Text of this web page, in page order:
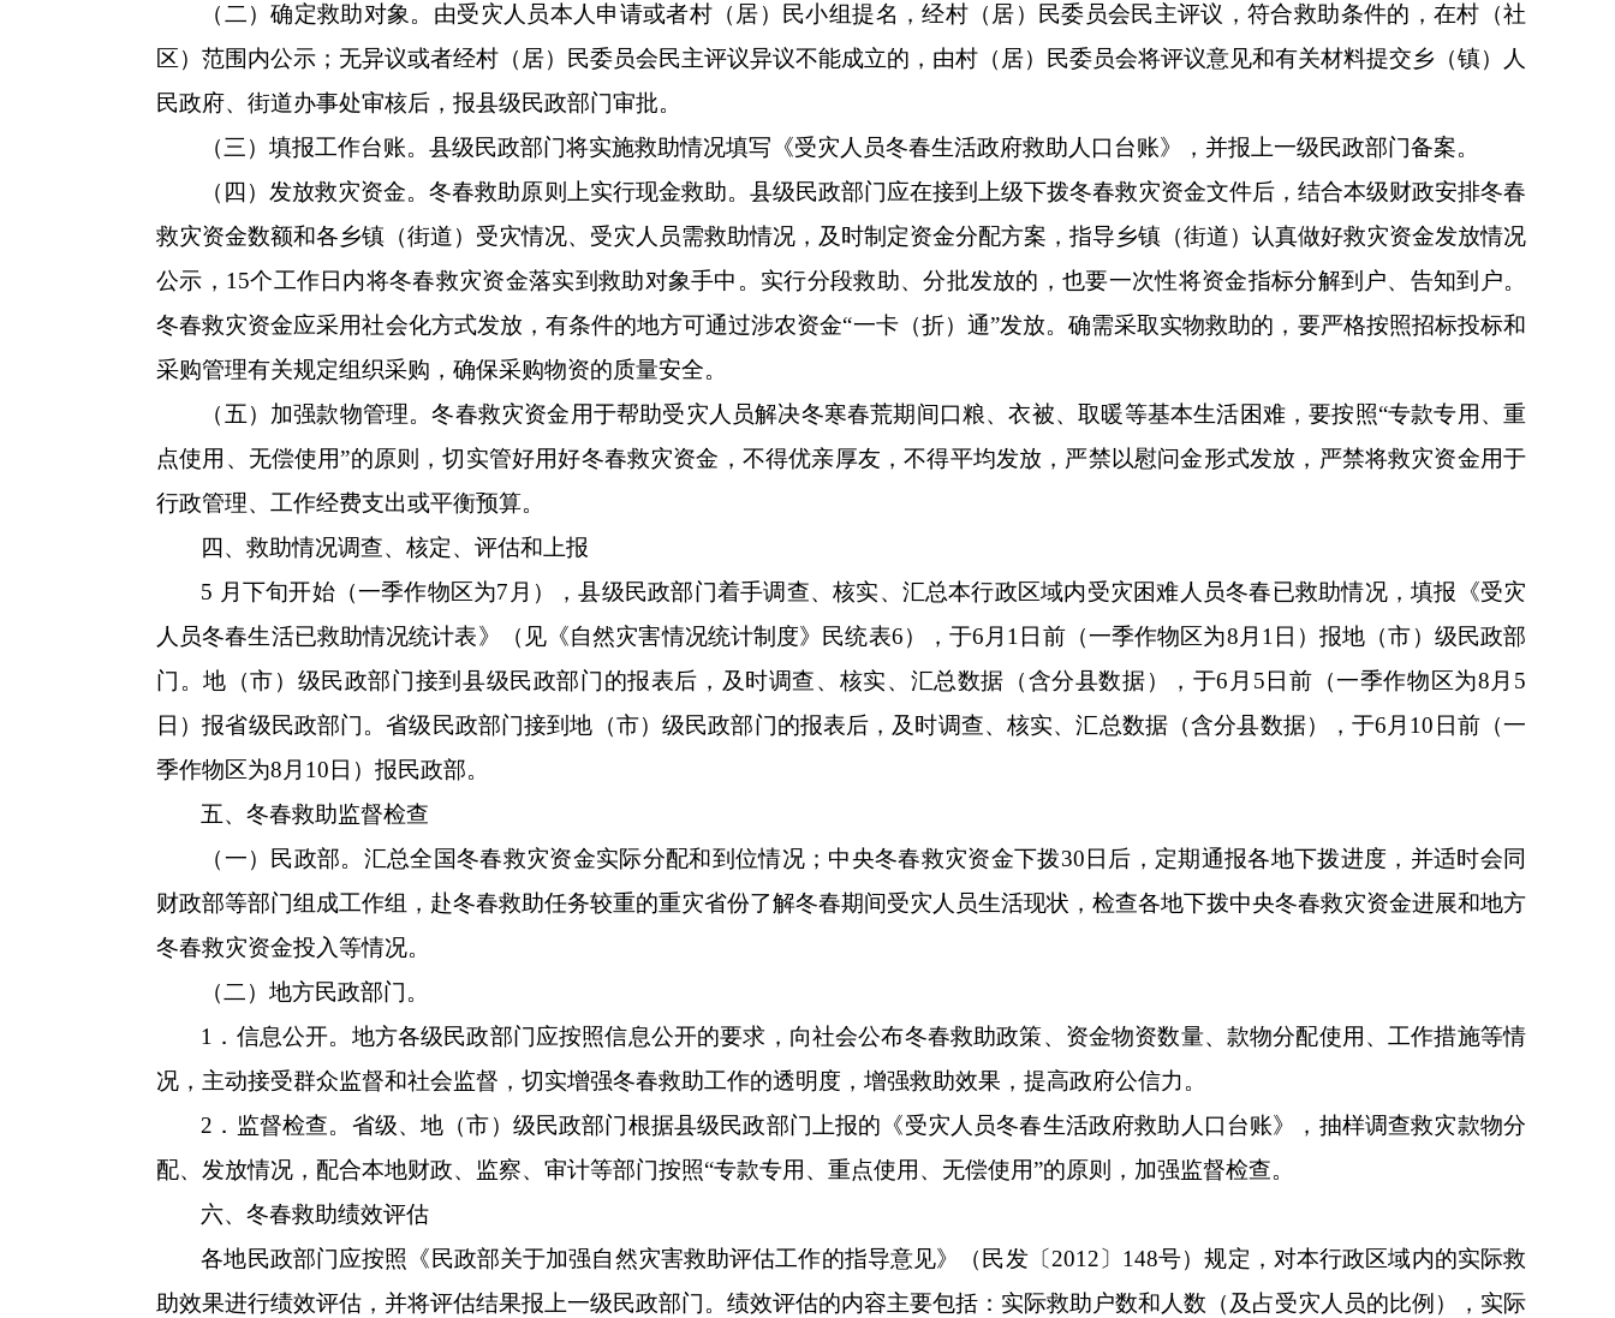
（二）确定救助对象。由受灾人员本人申请或者村（居）民小组提名，经村（居）民委员会民主评议，符合救助条件的，在村（社
区）范围内公示；无异议或者经村（居）民委员会民主评议异议不能成立的，由村（居）民委员会将评议意见和有关材料提交乡（镇）人
民政府、街道办事处审核后，报县级民政部门审批。
（三）填报工作台账。县级民政部门将实施救助情况填写《受灾人员冬春生活政府救助人口台账》，并报上一级民政部门备案。
（四）发放救灾资金。冬春救助原则上实行现金救助。县级民政部门应在接到上级下拨冬春救灾资金文件后，结合本级财政安排冬春
救灾资金数额和各乡镇（街道）受灾情况、受灾人员需救助情况，及时制定资金分配方案，指导乡镇（街道）认真做好救灾资金发放情况
公示，15个工作日内将冬春救灾资金落实到救助对象手中。实行分段救助、分批发放的，也要一次性将资金指标分解到户、告知到户。
冬春救灾资金应采用社会化方式发放，有条件的地方可通过涉农资金“一卡（折）通”发放。确需采取实物救助的，要严格按照招标投标和
采购管理有关规定组织采购，确保采购物资的质量安全。
（五）加强款物管理。冬春救灾资金用于帮助受灾人员解决冬寒春荒期间口粮、衣被、取暖等基本生活困难，要按照“专款专用、重
点使用、无偿使用”的原则，切实管好用好冬春救灾资金，不得优亲厚友，不得平均发放，严禁以慰问金形式发放，严禁将救灾资金用于
行政管理、工作经费支出或平衡预算。
四、救助情况调查、核定、评估和上报
5 月下旬开始（一季作物区为7月），县级民政部门着手调查、核实、汇总本行政区域内受灾困难人员冬春已救助情况，填报《受灾
人员冬春生活已救助情况统计表》（见《自然灾害情况统计制度》民统表6），于6月1日前（一季作物区为8月1日）报地（市）级民政部
门。地（市）级民政部门接到县级民政部门的报表后，及时调查、核实、汇总数据（含分县数据），于6月5日前（一季作物区为8月5
日）报省级民政部门。省级民政部门接到地（市）级民政部门的报表后，及时调查、核实、汇总数据（含分县数据），于6月10日前（一
季作物区为8月10日）报民政部。
五、冬春救助监督检查
（一）民政部。汇总全国冬春救灾资金实际分配和到位情况；中央冬春救灾资金下拨30日后，定期通报各地下拨进度，并适时会同
财政部等部门组成工作组，赴冬春救助任务较重的重灾省份了解冬春期间受灾人员生活现状，检查各地下拨中央冬春救灾资金进展和地方
冬春救灾资金投入等情况。
（二）地方民政部门。
1．信息公开。地方各级民政部门应按照信息公开的要求，向社会公布冬春救助政策、资金物资数量、款物分配使用、工作措施等情
况，主动接受群众监督和社会监督，切实增强冬春救助工作的透明度，增强救助效果，提高政府公信力。
2．监督检查。省级、地（市）级民政部门根据县级民政部门上报的《受灾人员冬春生活政府救助人口台账》，抽样调查救灾款物分
配、发放情况，配合本地财政、监察、审计等部门按照“专款专用、重点使用、无偿使用”的原则，加强监督检查。
六、冬春救助绩效评估
各地民政部门应按照《民政部关于加强自然灾害救助评估工作的指导意见》（民发〔2012〕148号）规定，对本行政区域内的实际救
助效果进行绩效评估，并将评估结果报上一级民政部门。绩效评估的内容主要包括：实际救助户数和人数（及占受灾人员的比例），实际